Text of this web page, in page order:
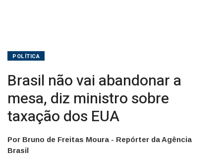
POLÍTICA
Brasil não vai abandonar a
mesa, diz ministro sobre
taxação dos EUA
Por Bruno de Freitas Moura - Repórter da Agência
Brasil